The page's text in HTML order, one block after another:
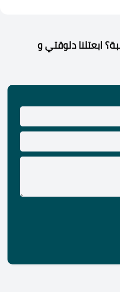
ابعتلنا دلوقتي و